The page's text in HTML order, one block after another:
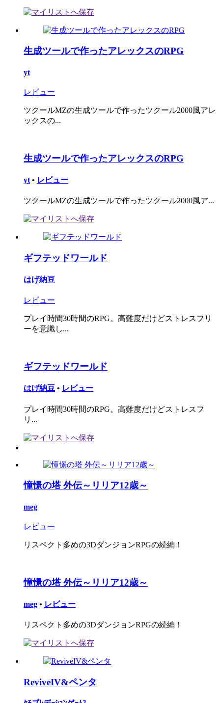
生成ツールで作ったアレックスのRPG
yt
レビュー
ツクールMZの生成ツールで作ったツクール2000風アレ
ックスの...
生成ツールで作ったアレックスのRPG
yt • レビュー
ツクールMZの生成ツールで作ったツクール2000風ア...
ギフテッドワールド
はげ納豆
レビュー
プレイ時間30時間のRPG。高難度だけどストレスフリ
ーを意識し...
ギフテッドワールド
はげ納豆 • レビュー
プレイ時間30時間のRPG。高難度だけどストレスフ
リ...
憧憬の塔 外伝～リリア12歳～
meg
レビュー
リスペクト多めの3DダンジョンRPGの続編！
憧憬の塔 外伝～リリア12歳～
meg • レビュー
リスペクト多めの3DダンジョンRPGの続編！
ReviveIV&ペンタ